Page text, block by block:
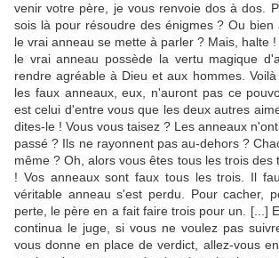
venir votre père, je vous renvoie dos à dos.
sois là pour résoudre des énigmes ? Ou bien
le vrai anneau se mette à parler ? Mais, halte
le vrai anneau possède la vertu magique
rendre agréable à Dieu et aux hommes.
les faux anneaux, eux, n'auront pas ce
est celui d'entre vous que les deux autres
dites-le ! Vous vous taisez ? Les anneaux
passé ? Ils ne rayonnent pas au-dehors ?
même ? Oh, alors vous êtes tous les trois des
! Vos anneaux sont faux tous les trois. Il
véritable anneau s'est perdu. Pour cacher,
perte, le père en a fait faire trois pour un. [...]
continua le juge, si vous ne voulez pas
vous donne en place de verdict, allez-vous